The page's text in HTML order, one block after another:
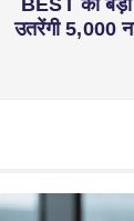
उतरेंगी 5,000